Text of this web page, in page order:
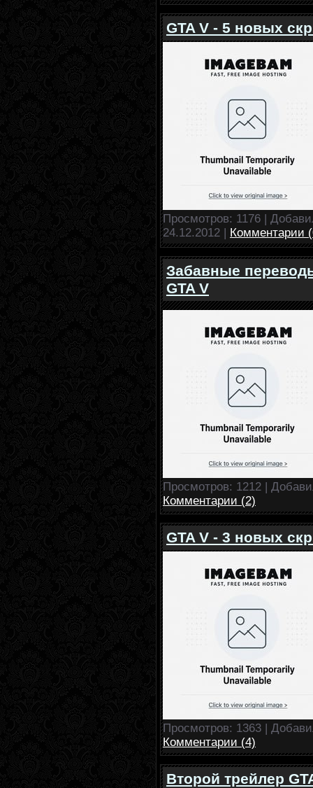
GTA V - 5 новых
Просмотров: 1176 |
24.12.2012 | Комментарии
Забавные
GTA V
Просмотров: 1212 |
Комментарии (2)
GTA V - 3 новых
Просмотров: 1363 |
Комментарии (4)
Второй трейлер